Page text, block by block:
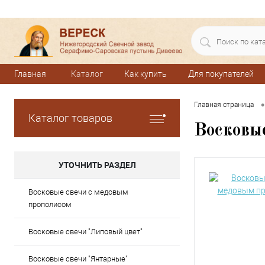
Главная Каталог Как купить Для покупателей
Каталог товаров
УТОЧНИТЬ РАЗДЕЛ
Восковые свечи с медовым
прополисом
Восковые свечи "Липовый цвет"
Восковые свечи "Янтарные"
Главная страница •